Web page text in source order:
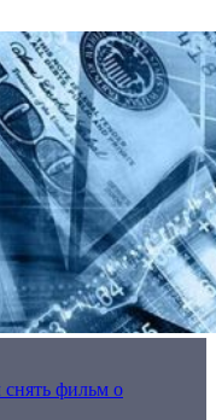
фильм о